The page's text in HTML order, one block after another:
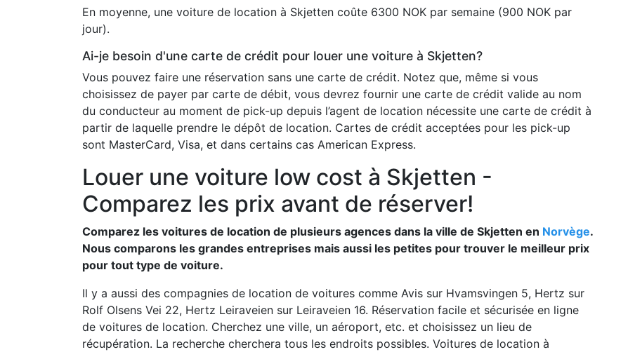
En moyenne, une voiture de location à Skjetten coûte 6300 NOK par semaine (900 NOK par
jour).
Ai-je besoin d'une carte de crédit pour louer une voiture à Skjetten?
Vous pouvez faire une réservation sans une carte de crédit. Notez que, même si vous
choisissez de payer par carte de débit, vous devrez fournir une carte de crédit valide au nom
du conducteur au moment de pick-up depuis l’agent de location nécessite une carte de crédit à
partir de laquelle prendre le dépôt de location. Cartes de crédit acceptées pour les pick-up
sont MasterCard, Visa, et dans certains cas American Express.
Louer une voiture low cost à Skjetten -
Comparez les prix avant de réserver!
Comparez les voitures de location de plusieurs agences dans la ville de Skjetten en Norvège.
Nous comparons les grandes entreprises mais aussi les petites pour trouver le meilleur prix
pour tout type de voiture.
Il y a aussi des compagnies de location de voitures comme Avis sur Hvamsvingen 5, Hertz sur
Rolf Olsens Vei 22, Hertz Leiraveien sur Leiraveien 16. Réservation facile et sécurisée en ligne
de voitures de location. Cherchez une ville, un aéroport, etc. et choisissez un lieu de
récupération. La recherche cherchera tous les endroits possibles. Voitures de location à